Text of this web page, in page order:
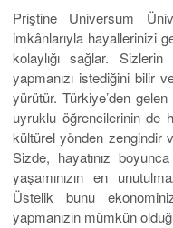
Priştine Universum
imkânlarıyla hayallerinizi
kolaylığı sağlar.
yapmanızı istediğini bilir
yürütür. Türkiye’den
uyruklu öğrencilerinin de
kültürel yönden zengindir
Sizde, hayatınız boyunca
yaşamınızın en
Üstelik bunu
yapmanızın mümkün